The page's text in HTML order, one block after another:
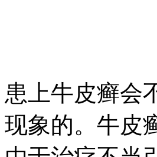
患上牛皮癣会
现象的。牛皮